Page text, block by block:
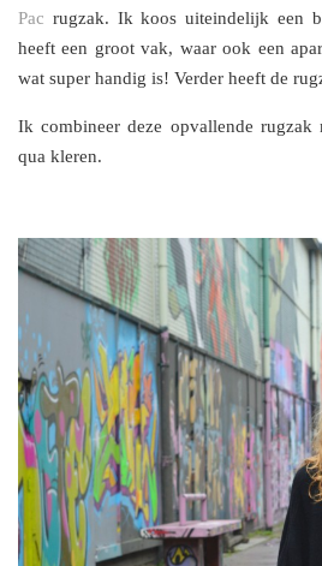
Pac rugzak. Ik koos uiteindelijk een
heeft een groot vak, waar ook een
wat super handig is! Verder heeft de
Ik combineer deze opvallende
qua kleren.